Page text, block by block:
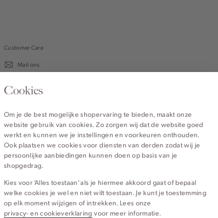
Customer Care
Mail ons
020 - 3412 670
Service
Wij zijn Cotton Club
Topcategorieën voor jou
Cookies
Om je de best mogelijke shopervaring te bieden, maakt onze
website gebruik van cookies. Zo zorgen wij dat de website goed
werkt en kunnen we je instellingen en voorkeuren onthouden.
Ook plaatsen we cookies voor diensten van derden zodat wij je
persoonlijke aanbiedingen kunnen doen op basis van je
shopgedrag.
Kies voor 'Alles toestaan' als je hiermee akkoord gaat of bepaal
welke cookies je wel en niet wilt toestaan. Je kunt je toestemming
op elk moment wijzigen of intrekken. Lees onze
privacy- en cookieverklaring voor meer informatie.